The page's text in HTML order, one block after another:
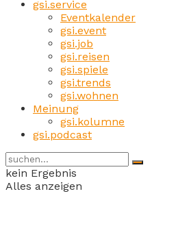
gsi.service
Eventkalender
gsi.event
gsi.job
gsi.reisen
gsi.spiele
gsi.trends
gsi.wohnen
Meinung
gsi.kolumne
gsi.podcast
kein Ergebnis
Alles anzeigen